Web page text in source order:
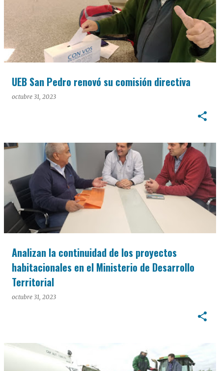
UEB San Pedro renovó su comisión directiva
octubre 31, 2023
Analizan la continuidad de los proyectos
habitacionales en el Ministerio de Desarrollo
Territorial
octubre 31, 2023